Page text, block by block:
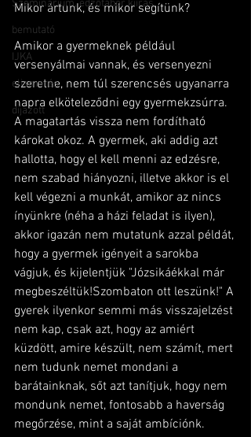
Szeminárium, edzőtábor kiírás
bemutató
IJKA
elismerés
díjazott
Mikor ártunk, és mikor segítünk?
Amikor a gyermeknek például
versenyálmai vannak, és versenyezni
szeretne, nem túl szerencsés ugyanarra
napra elköteleződni egy gyermekzsúrra.
A magatartás vissza nem fordítható
károkat okoz. A gyermek, aki addig azt
hallotta, hogy el kell menni az edzésre,
nem szabad hiányozni, illetve akkor is el
kell végezni a munkát, amikor az nincs
ínyünkre (néha a házi feladat is ilyen),
akkor igazán nem mutatunk azzal példát,
hogy a gyermek igényeit a sarokba
vágjuk, és kijelentjük "Józsikáékkal már
megbeszéltük!Szombaton ott leszünk!" A
gyerek ilyenkor semmi más visszajelzést
nem kap, csak azt, hogy az amiért
küzdött, amire készült, nem számít, mert
nem tudunk nemet mondani a
barátainknak, sőt azt tanítjuk, hogy nem
mondunk nemet, fontosabb a haverság
megőrzése, mint a saját ambíciónk.